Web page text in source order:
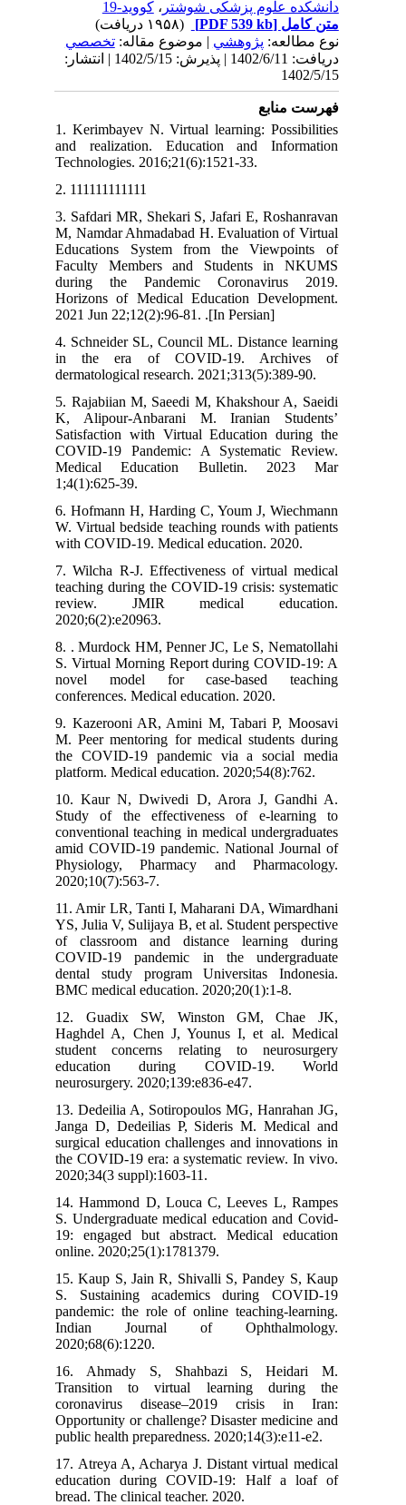
دانشکده علوم پزشکی شوشتر، کووید-19
متن کامل[PDF 539 kb]
نوع مطالعه:پژوهشي| موضوع مقاله:تخصصي
دریافت: 1402/6/11 | پذیرش: 1402/5/15 | انتشار:
1402/5/15
فهرست منابع
1. Kerimbayev N. Virtual learning: Possibilities
and realization. Education and Information
Technologies. 2016;21(6):1521-33.
2. 111111111111
3. Safdari MR, Shekari S, Jafari E, Roshanravan
M, Namdar Ahmadabad H. Evaluation of Virtual
Educations System from the Viewpoints of
Faculty Members and Students in NKUMS
during the Pandemic Coronavirus 2019.
Horizons of Medical Education Development.
2021 Jun 22;12(2):96-81. .[In Persian]
4. Schneider SL, Council ML. Distance learning
in the era of COVID-19. Archives of
dermatological research. 2021;313(5):389-90.
5. Rajabiian M, Saeedi M, Khakshour A, Saeidi
K, Alipour-Anbarani M. Iranian Students’
Satisfaction with Virtual Education during the
COVID-19 Pandemic: A Systematic Review.
Medical Education Bulletin. 2023 Mar
1;4(1):625-39.
6. Hofmann H, Harding C, Youm J, Wiechmann
W. Virtual bedside teaching rounds with patients
with COVID‐19. Medical education. 2020.
7. Wilcha R-J. Effectiveness of virtual medical
teaching during the COVID-19 crisis: systematic
review. JMIR medical education.
2020;6(2):e20963.
8. . Murdock HM, Penner JC, Le S, Nematollahi
S. Virtual Morning Report during COVID‐19: A
novel model for case‐based teaching
conferences. Medical education. 2020.
9. Kazerooni AR, Amini M, Tabari P, Moosavi
M. Peer mentoring for medical students during
the COVID‐19 pandemic via a social media
platform. Medical education. 2020;54(8):762.
10. Kaur N, Dwivedi D, Arora J, Gandhi A.
Study of the effectiveness of e-learning to
conventional teaching in medical undergraduates
amid COVID-19 pandemic. National Journal of
Physiology, Pharmacy and Pharmacology.
2020;10(7):563-7.
11. Amir LR, Tanti I, Maharani DA, Wimardhani
YS, Julia V, Sulijaya B, et al. Student perspective
of classroom and distance learning during
COVID-19 pandemic in the undergraduate
dental study program Universitas Indonesia.
BMC medical education. 2020;20(1):1-8.
12. Guadix SW, Winston GM, Chae JK,
Haghdel A, Chen J, Younus I, et al. Medical
student concerns relating to neurosurgery
education during COVID-19. World
neurosurgery. 2020;139:e836-e47.
13. Dedeilia A, Sotiropoulos MG, Hanrahan JG,
Janga D, Dedeilias P, Sideris M. Medical and
surgical education challenges and innovations in
the COVID-19 era: a systematic review. In vivo.
2020;34(3 suppl):1603-11.
14. Hammond D, Louca C, Leeves L, Rampes
S. Undergraduate medical education and Covid-
19: engaged but abstract. Medical education
online. 2020;25(1):1781379.
15. Kaup S, Jain R, Shivalli S, Pandey S, Kaup
S. Sustaining academics during COVID-19
pandemic: the role of online teaching-learning.
Indian Journal of Ophthalmology.
2020;68(6):1220.
16. Ahmady S, Shahbazi S, Heidari M.
Transition to virtual learning during the
coronavirus disease–2019 crisis in Iran:
Opportunity or challenge? Disaster medicine and
public health preparedness. 2020;14(3):e11-e2.
17. Atreya A, Acharya J. Distant virtual medical
education during COVID‐19: Half a loaf of
bread. The clinical teacher. 2020.